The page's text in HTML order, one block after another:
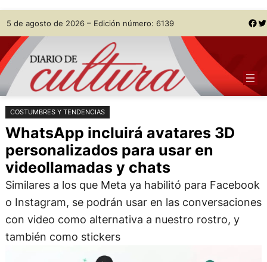
Saltar
al
contenido
Skip
to
content
5 de agosto de 2026 – Edición número: 6139 Facebook Twitter
COSTUMBRES Y TENDENCIAS
WhatsApp incluirá avatares 3D
personalizados para usar en
videollamadas y chats
Similares a los que Meta ya habilitó para Facebook
o Instagram, se podrán usar en las conversaciones
con video como alternativa a nuestro rostro, y
también como stickers